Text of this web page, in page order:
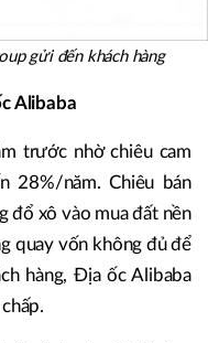
gửi đến khách hàng
Alibaba
trước nhờ chiêu cam
28%/năm. Chiêu bán
đổ xô vào mua đất nền
quay vốn không đủ để
hàng, Địa ốc Alibaba